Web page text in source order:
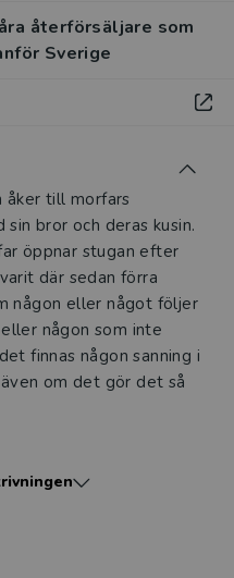
återförsäljare som
Sverige
åker till morfars
bror och deras kusin.
öppnar stugan efter
där sedan förra
någon eller något följer
någon som inte
finnas någon sanning i
om det gör det så
fjärde bok i